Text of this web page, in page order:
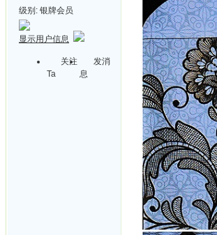
级别: 银牌会员
显示用户信息
关注
Ta
发消
息